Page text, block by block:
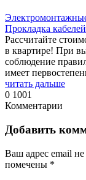
Прокладка
Рассчитайте
в квартире! При
соблюдение
имеет
читать дальше
0 1001
Комментарии
Добавить
Ваш адрес email не
помечены *